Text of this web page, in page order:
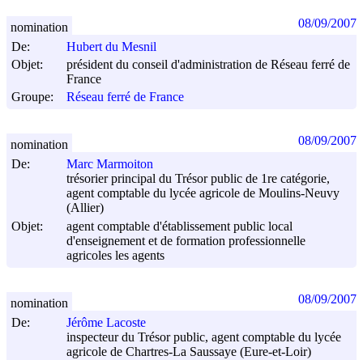
De:
Hubert du Mesnil
Objet:
président du conseil d'administration de Réseau ferré de
France
Groupe:
Réseau ferré de France
nomination 08/09/2007
De:
Marc Marmoiton
trésorier principal du Trésor public de 1re catégorie,
agent comptable du lycée agricole de Moulins-Neuvy
(Allier)
Objet:
agent comptable d'établissement public local
d'enseignement et de formation professionnelle
agricoles les agents
nomination 08/09/2007
De:
Jérôme Lacoste
inspecteur du Trésor public, agent comptable du lycée
agricole de Chartres-La Saussaye (Eure-et-Loir)
nomination 08/09/2007